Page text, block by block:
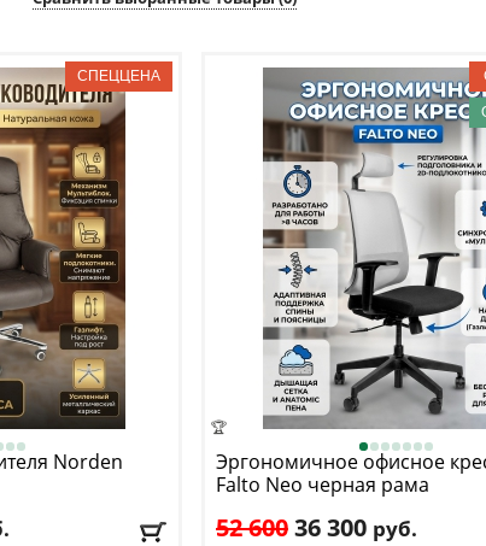
Norden
🏆
Эргономичное офисное
Falto Neo черная рама
52 60036 300 руб.